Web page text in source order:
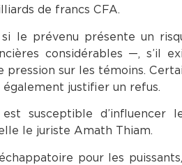
de francs CFA.
le prévenu présente un
considérables —, s’il
sur les témoins.
justifier un refus.
susceptible d’influencer
le juriste Amath Thiam.
pour les